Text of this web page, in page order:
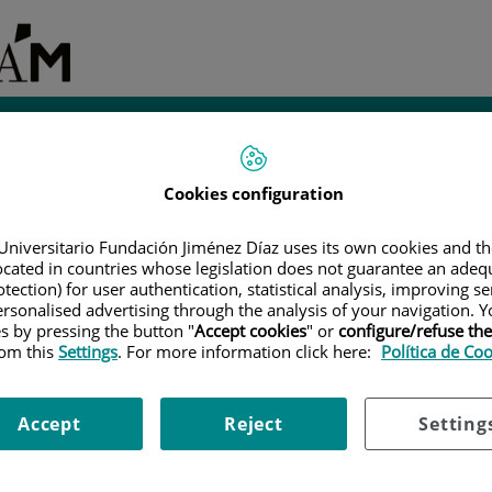
MÁSTER PROPIO POR LA UAM EN MANEJO Y CUIDADOS DEL
Cookies configuration
Fundación Jiménez Díaz uses its own cookies and
in countries whose legislation does not guarantee an
for user authentication, statistical analysis, improving
advertising through the analysis of your navigation.
by pressing the button "Accept cookies" or configure/refuse
thisSettings. For more information click here: Política de
Reject
Accept